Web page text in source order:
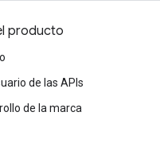
producto
de las APIs
de la marca